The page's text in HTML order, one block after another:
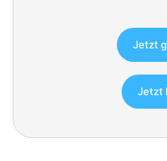
Jetzt
Jetzt